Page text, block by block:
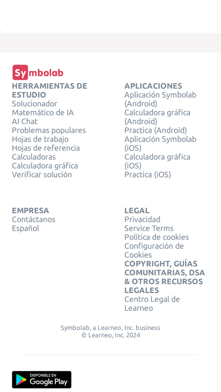
HERRAMIENTAS DE
ESTUDIO
Solucionador
Matemático de IA
AI Chat
Problemas populares
Hojas de trabajo
Hojas de referencia
Calculadoras
Calculadora gráfica
Verificar solución
APLICACIONES
Aplicación Symbolab
(Android)
Calculadora gráfica
(Android)
Practica (Android)
Aplicación Symbolab
(iOS)
Calculadora gráfica
(iOS)
Practica (iOS)
EMPRESA
Contáctanos
Español
LEGAL
Privacidad
Service Terms
Política de cookies
Configuración de
Cookies
COPYRIGHT, GUÍAS
COMUNITARIAS, DSA
& OTROS RECURSOS
LEGALES
Centro Legal de
Learneo
Symbolab, a Learneo, Inc. business
© Learneo, Inc. 2024